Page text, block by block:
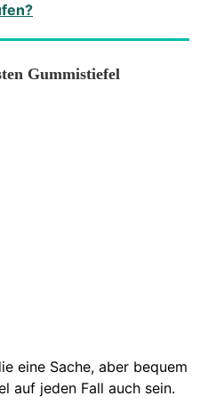
Gummistiefel
eine Sache, aber bequem
auf jeden Fall auch sein.